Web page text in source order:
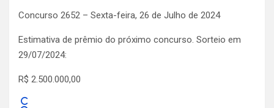
Concurso 2652 – Sexta-feira, 26 de Julho de 2024
Estimativa de prêmio do próximo concurso. Sorteio em
29/07/2024:
R$ 2.500.000,00
C